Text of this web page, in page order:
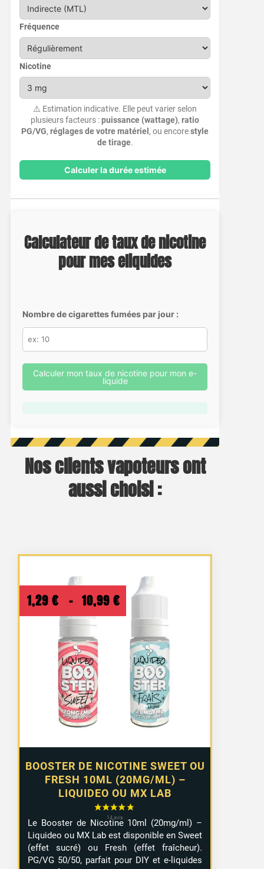
Fréquence
Nicotine
⚠️ Estimation indicative. Elle peut varier selon
plusieurs facteurs :puissance (wattage),ratio
PG/VG,réglages de votre matériel , ou encorestyle
de tirage.
Calculer la durée estimée
Calculateur de taux de nicotine
pour mes eliquides
Nombre de cigarettes fumées par jour :
Calculer mon taux de nicotine pour mon e-
liquide
Nos clients vapoteurs ont
aussi choisi :
BOOSTER DE NICOTINE SWEET OU
FRESH 10ML (20MG/ML) –
LIQUIDEO OU MX LAB
1,29 € – 10,99 €
Plage
de
prix :
1,29 €
10,99 €
Le Booster de Nicotine 10ml (20mg/ml) –
Liquideo ou MX Lab est disponible en Sweet
(effet sucré) ou Fresh (effet fraîcheur).
PG/VG 50/50, parfait pour DIY et e-liquides